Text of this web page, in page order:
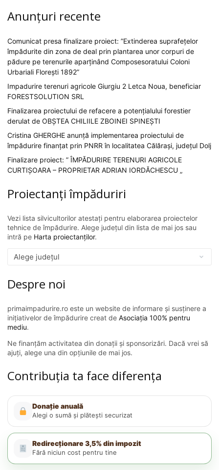
Anunțuri recente
Comunicat presa finalizare proiect: ”Extinderea suprafețelor
împădurite din zona de deal prin plantarea unor corpuri de
pădure pe terenurile aparținând Composesoratului Coloni
Urbariali Florești 1892”
Impadurire terenuri agricole Giurgiu 2 Letca Noua, beneficiar
FORESTSOLUTION SRL
Finalizarea proiectului de refacere a potențialului forestier
derulat de OBȘTEA CHILIILE ZBOINEI SPINEȘTI
Cristina GHERGHE anunță implementarea proiectului de
împădurire finanțat prin PNRR în localitatea Călărași, județul Dolj
Finalizare proiect: ” ÎMPĂDURIRE TERENURI AGRICOLE
CURTIȘOARA – PROPRIETAR ADRIAN IORDĂCHESCU „
Proiectanți împăduriri
Vezi lista silvicultorilor atestați pentru elaborarea proiectelor
tehnice de împădurire. Alege județul din lista de mai jos sau
intră pe Harta proiectanților.
Despre noi
primaimpadurire.ro este un website de informare și susținere a
inițiativelor de împădurire creat de Asociația 100% pentru
mediu.
Ne finanțăm activitatea din donații și sponsorizări. Dacă vrei să
ajuți, alege una din opțiunile de mai jos.
Contribuția ta face diferența
Donație anuală
Alegi o sumă și plătești securizat
Redirecționare 3,5% din impozit
Fără niciun cost pentru tine